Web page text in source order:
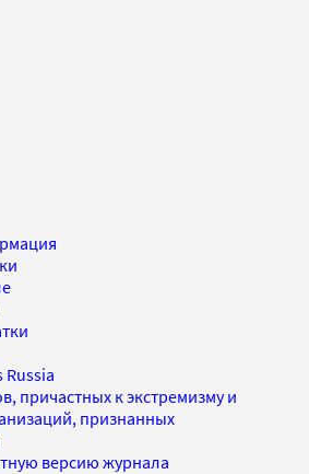
Russia
причастных к экстремизму и
признанных
версию журнала